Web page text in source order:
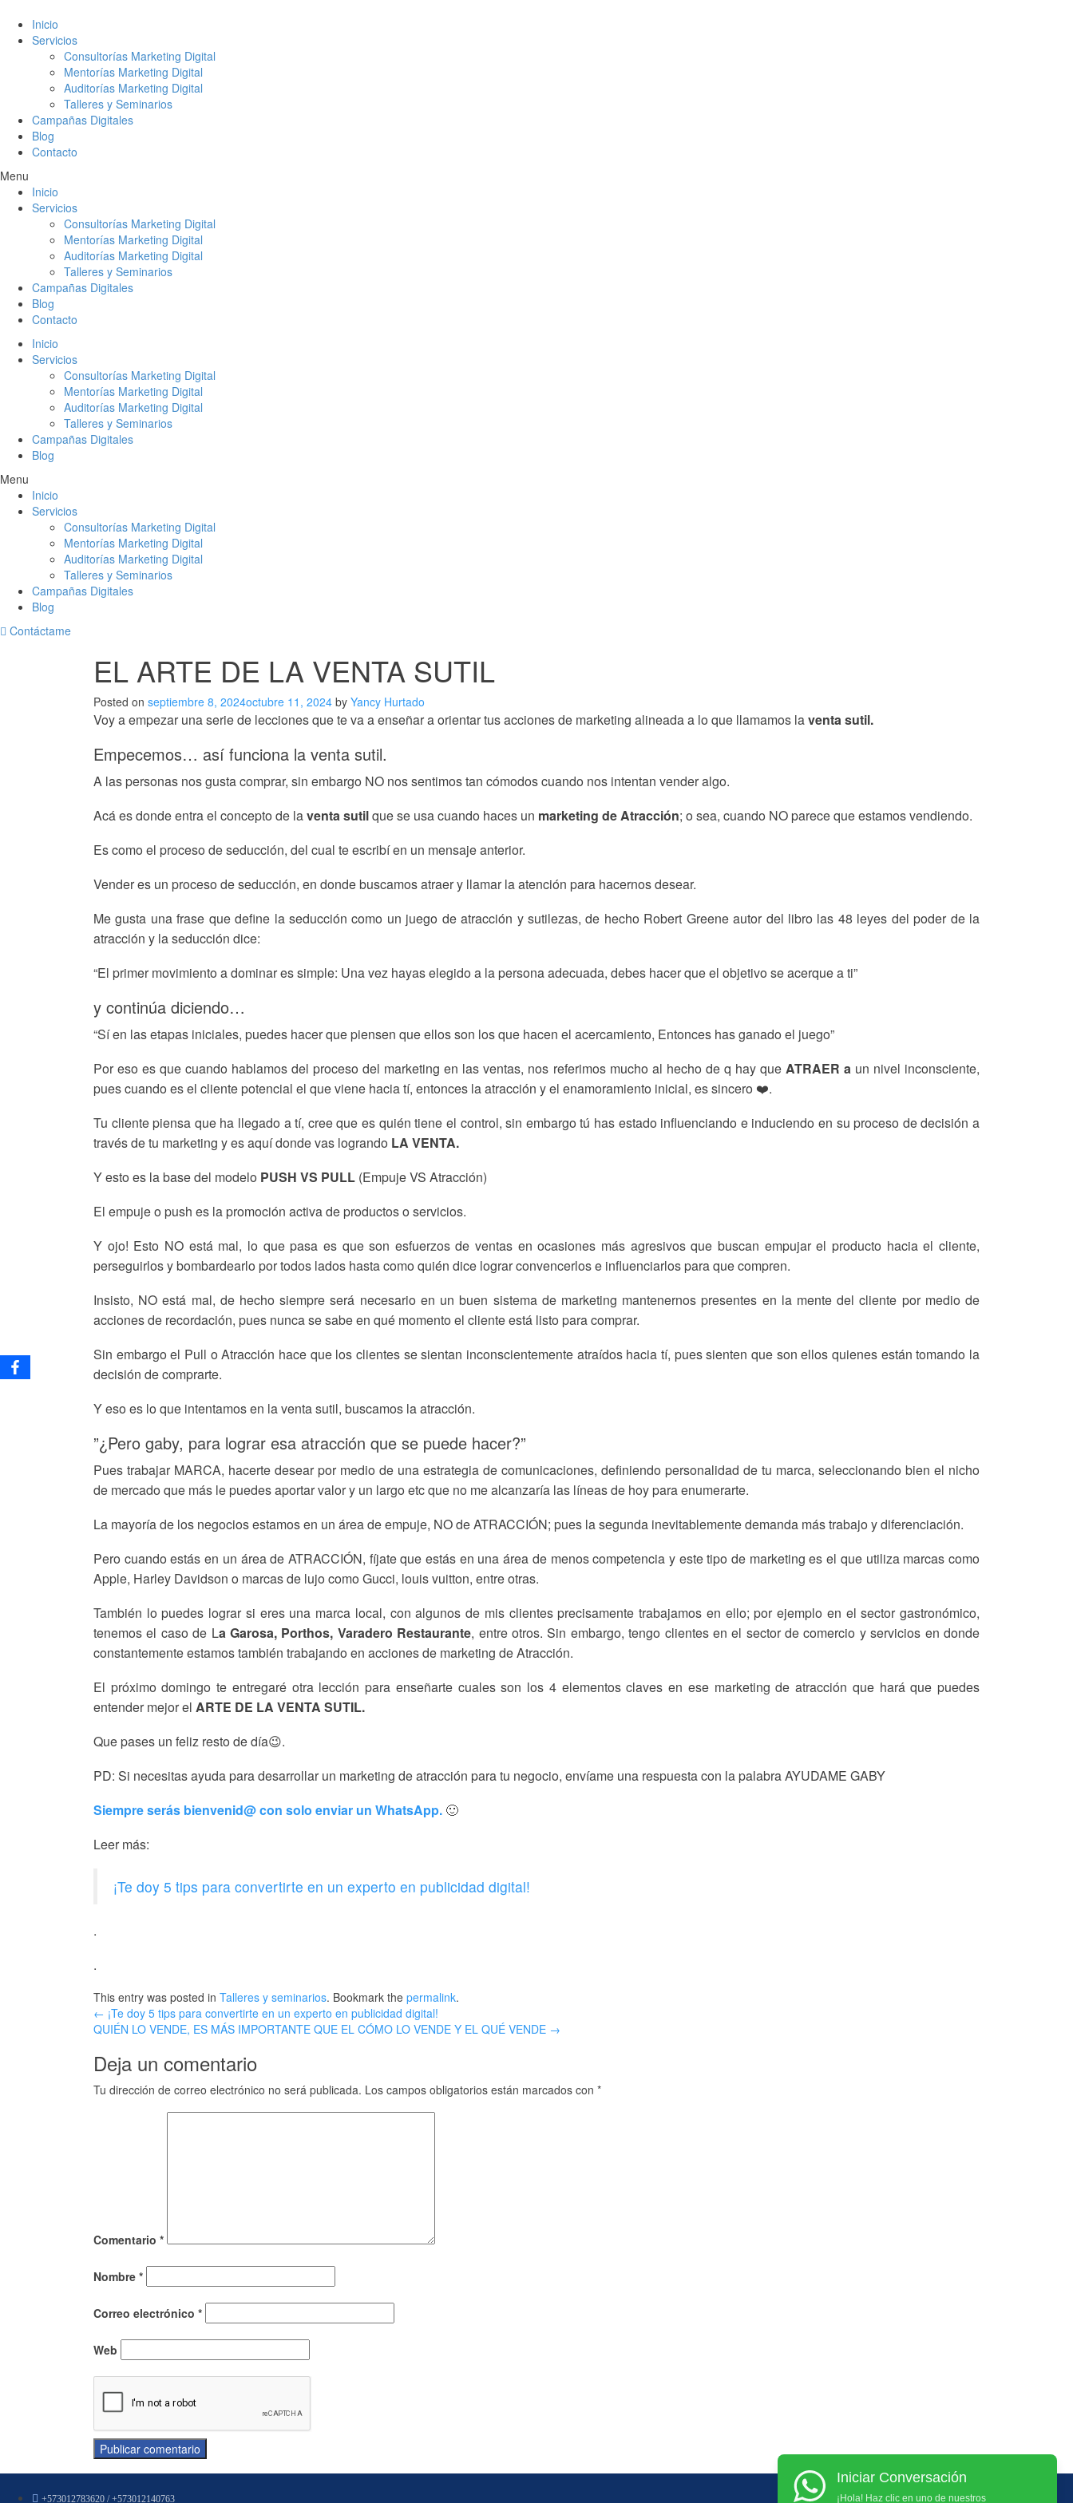
Inicio
Servicios
Consultorías Marketing Digital
Mentorías Marketing Digital
Auditorías Marketing Digital
Talleres y Seminarios
Campañas Digitales
Blog
Contacto
Menu
Inicio
Servicios
Consultorías Marketing Digital
Mentorías Marketing Digital
Auditorías Marketing Digital
Talleres y Seminarios
Campañas Digitales
Blog
Contacto
Inicio
Servicios
Consultorías Marketing Digital
Mentorías Marketing Digital
Auditorías Marketing Digital
Talleres y Seminarios
Campañas Digitales
Blog
Menu
Inicio
Servicios
Consultorías Marketing Digital
Mentorías Marketing Digital
Auditorías Marketing Digital
Talleres y Seminarios
Campañas Digitales
Blog
Contáctame
EL ARTE DE LA VENTA SUTIL
Posted on septiembre 8, 2024octubre 11, 2024 by Yancy Hurtado
Voy a empezar una serie de lecciones que te va a enseñar a orientar tus acciones de marketing alineada a lo que llamamos laventa sutil.
Empecemos… así funciona la venta sutil.
A las personas nos gusta comprar, sin embargo NO nos sentimos tan cómodos cuando nos intentan vender algo.
Acá es donde entra el concepto de laventa sutilque se usa cuando haces un marketing de Atracción; o sea, cuando NO parece que estamos vendiendo.
Es como el proceso de seducción, del cual te escribí en un mensaje anterior.
Vender es un proceso de seducción, en donde buscamos atraer y llamar la atención para hacernos desear.
Me gusta una frase que define la seducción como un juego de atracción y sutilezas, de hecho Robert Greene autor del libro las 48 leyes del poder de la
atracción y la seducción dice:
“El primer movimiento a dominar es simple: Una vez hayas elegido a la persona adecuada, debes hacer que el objetivo se acerque a ti”
y continúa diciendo…
“Sí en las etapas iniciales, puedes hacer que piensen que ellos son los que hacen el acercamiento, Entonces has ganado el juego”
Por eso es que cuando hablamos del proceso del marketing en las ventas, nos referimos mucho al hecho de q hay que ATRAER aun nivel inconsciente,
pues cuando es el cliente potencial el que viene hacia tí, entonces la atracción y el enamoramiento inicial, es sincero ❤️.
Tu cliente piensa que ha llegado a tí, cree que es quién tiene el control, sin embargo tú has estado influenciando e induciendo en su proceso de decisión a
través de tu marketing y es aquí donde vas logrando LA VENTA.
Y esto es la base del modelo PUSH VS PULL (Empuje VS Atracción)
El empuje o push es la promoción activa de productos o servicios.
Y ojo! Esto NO está mal, lo que pasa es que son esfuerzos de ventas en ocasiones más agresivos que buscan empujar el producto hacia el cliente,
perseguirlos y bombardearlo por todos lados hasta como quién dice lograr convencerlos e influenciarlos para que compren.
Insisto, NO está mal, de hecho siempre será necesario en un buen sistema de marketing mantenernos presentes en la mente del cliente por medio de
acciones de recordación, pues nunca se sabe en qué momento el cliente está listo para comprar.
Sin embargo el Pull o Atracción hace que los clientes se sientan inconscientemente atraídos hacia tí, pues sienten que son ellos quienes están tomando la
decisión de comprarte.
Y eso es lo que intentamos en la venta sutil, buscamos la atracción.
”¿Pero gaby, para lograr esa atracción que se puede hacer?”
Pues trabajar MARCA, hacerte desear por medio de una estrategia de comunicaciones, definiendo personalidad de tu marca, seleccionando bien el nicho
de mercado que más le puedes aportar valor y un largo etc que no me alcanzaría las líneas de hoy para enumerarte.
La mayoría de los negocios estamos en un área de empuje, NO de ATRACCIÓN; pues la segunda inevitablemente demanda más trabajo y diferenciación.
Pero cuando estás en un área de ATRACCIÓN, fíjate que estás en una área de menos competencia y este tipo de marketing es el que utiliza marcas como
Apple, Harley Davidson o marcas de lujo como Gucci, louis vuitton, entre otras.
También lo puedes lograr si eres una marca local, con algunos de mis clientes precisamente trabajamos en ello; por ejemplo en el sector gastronómico,
tenemos el caso de La Garosa, Porthos, Varadero Restaurante, entre otros. Sin embargo, tengo clientes en el sector de comercio y servicios en donde
constantemente estamos también trabajando en acciones de marketing de Atracción.
El próximo domingo te entregaré otra lección para enseñarte cuales son los 4 elementos claves en ese marketing de atracción que hará que puedes
entender mejor el ARTE DE LA VENTA SUTIL.
Que pases un feliz resto de día😉.
PD: Si necesitas ayuda para desarrollar un marketing de atracción para tu negocio, envíame una respuesta con la palabra AYUDAME GABY
Siempre serás bienvenid@ con solo enviar un WhatsApp. 🙂
Leer más:
¡Te doy 5 tips para convertirte en un experto en publicidad digital!
.
.
This entry was posted in Talleres y seminarios. Bookmark the permalink.
Post
navigation
← ¡Te doy 5 tips para convertirte en un experto en publicidad digital!
QUIÉN LO VENDE, ES MÁS IMPORTANTE QUE EL CÓMO LO VENDE Y EL QUÉ VENDE →
Deja un comentario
Tu dirección de correo electrónico no será publicada. Los campos obligatorios están marcados con *
Comentario *
Nombre *
Correo electrónico *
Web
+573012783620 / +573012140763
Iniciar Conversación
¡Hola! Haz clic en uno de nuestros